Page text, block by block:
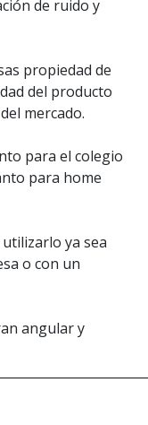
de ruido y
propiedad de
del producto
mercado.
para el colegio
para home
ya sea
o con un
angular y